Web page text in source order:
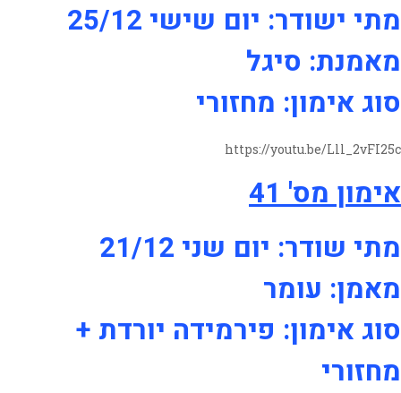
מתי ישודר: יום שישי 25/12
מאמנת: סיגל
סוג אימון: מחזורי
https://youtu.be/Lll_2vFI25c
אימון מס' 41
מתי שודר: יום שני 21/12
מאמן: עומר
סוג אימון: פירמידה יורדת +
מחזורי